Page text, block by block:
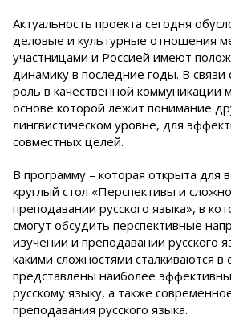
Актуальность проекта сегодня
деловые и культурные отношения
участницами и Россией имеют
динамику в последние годы. В связи
роль в качественной
основе которой лежит понимание
лингвистическом уровне, для
совместных целей.
В программу – которая открыта для
круглый стол «Перспективы и
преподавании русского языка», в
смогут обсудить перспективные
изучении и преподавании русского
какими сложностями сталкиваются в
представлены наиболее
русскому языку, а также
преподавания русского языка.